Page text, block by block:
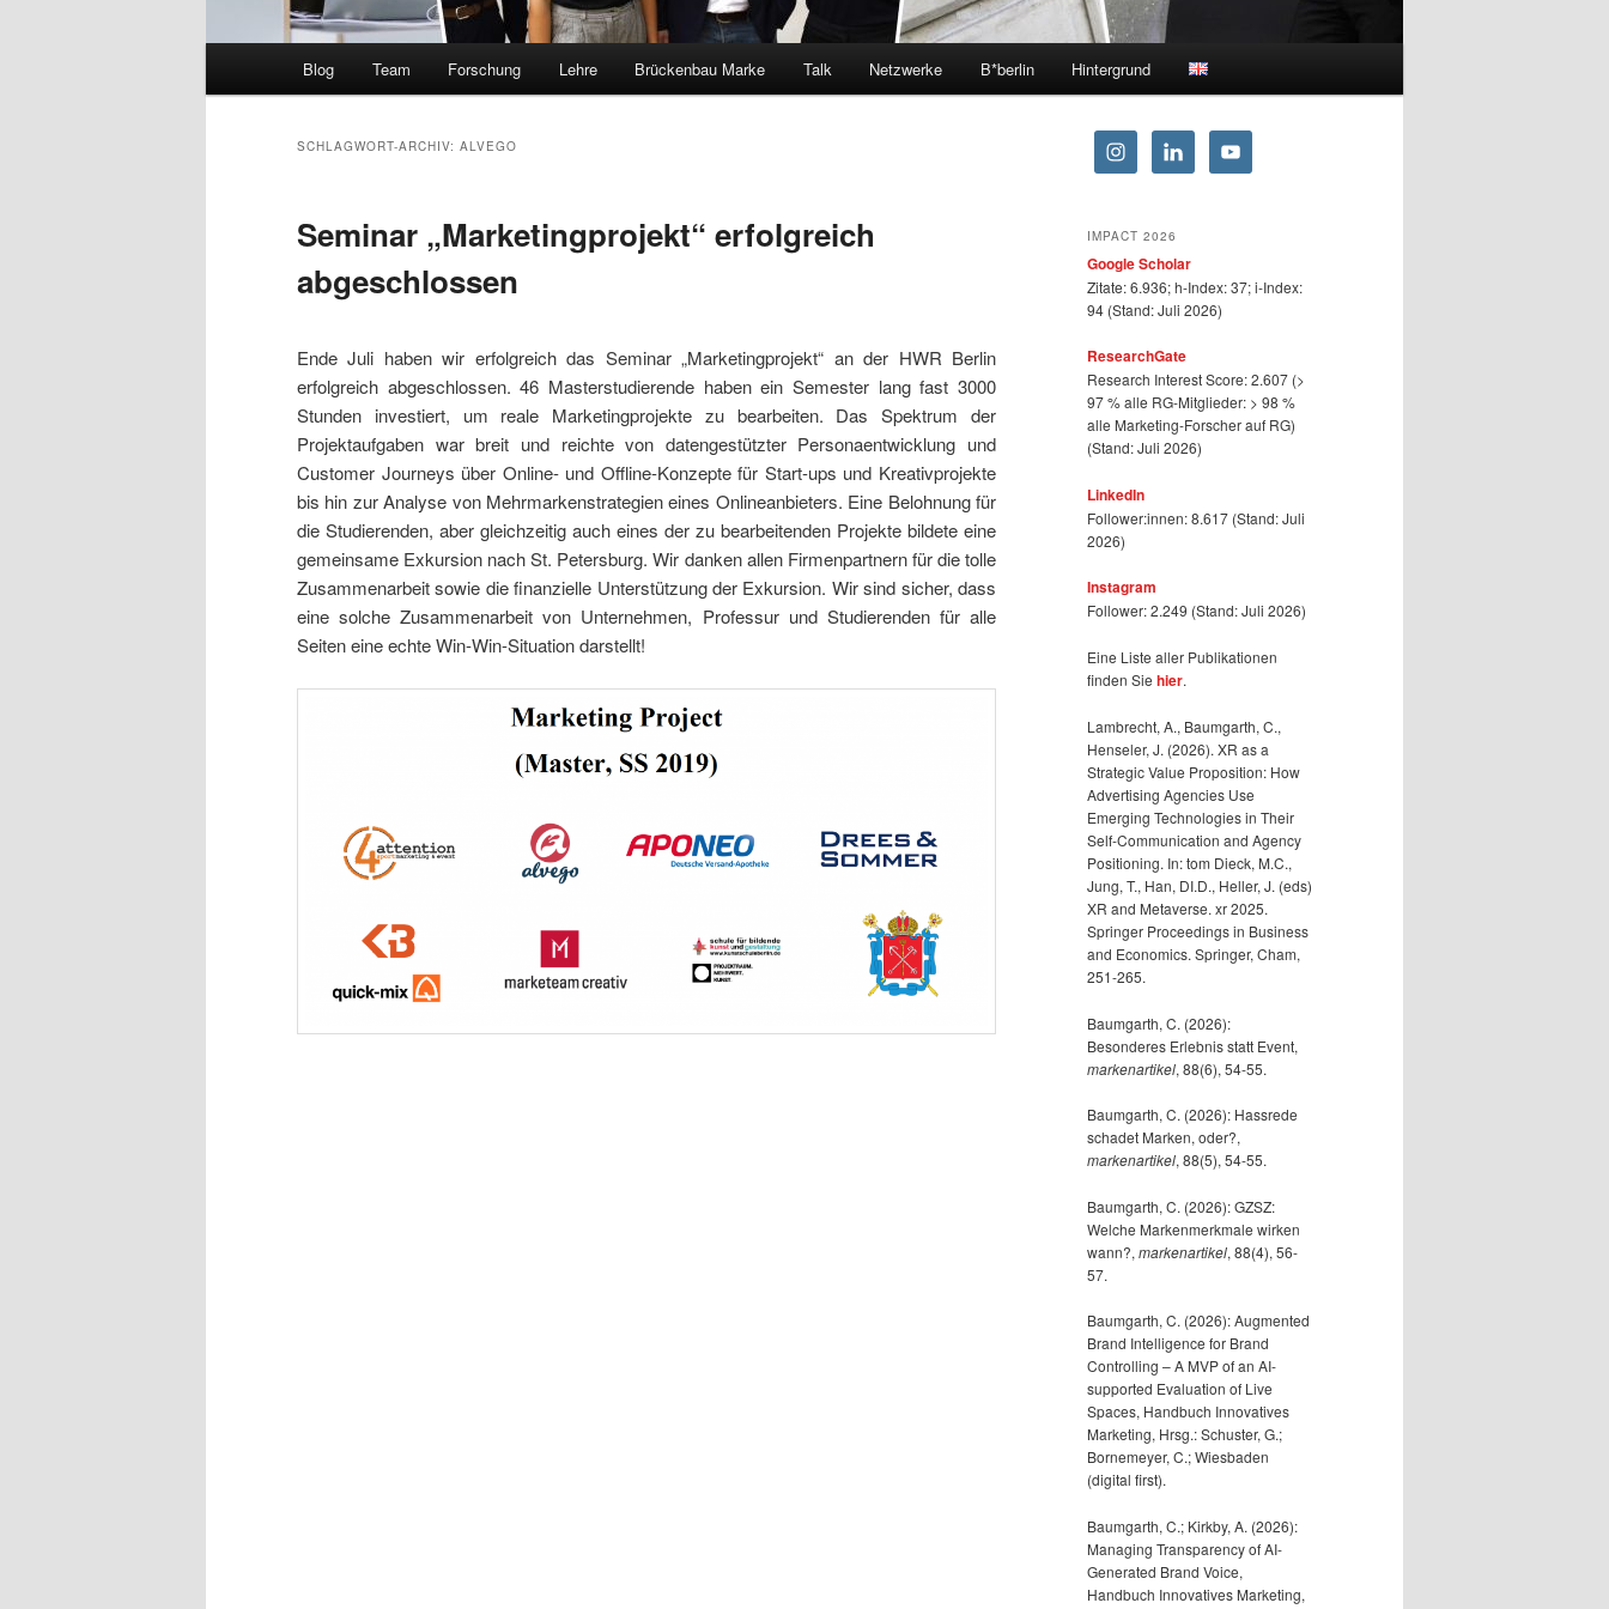
Blog Team Forschung Lehre Brückenbau Marke Talk Netzwerke B*berlin Hintergrund
SCHLAGWORT-ARCHIV: ALVEGO
Seminar „Marketingprojekt“ erfolgreich
abgeschlossen
Ende Juli haben wir erfolgreich das Seminar „Marketingprojekt“ an der HWR Berlin
erfolgreich abgeschlossen. 46 Masterstudierende haben ein Semester lang fast 3000
Stunden investiert, um reale Marketingprojekte zu bearbeiten. Das Spektrum der
Projektaufgaben war breit und reichte von datengestützter Personaentwicklung und
Customer Journeys über Online- und Offline-Konzepte für Start-ups und Kreativprojekte
bis hin zur Analyse von Mehrmarkenstrategien eines Onlineanbieters. Eine Belohnung für
die Studierenden, aber gleichzeitig auch eines der zu bearbeitenden Projekte bildete eine
gemeinsame Exkursion nach St. Petersburg. Wir danken allen Firmenpartnern für die tolle
Zusammenarbeit sowie die finanzielle Unterstützung der Exkursion. Wir sind sicher, dass
eine solche Zusammenarbeit von Unternehmen, Professur und Studierenden für alle
Seiten eine echte Win-Win-Situation darstellt!
IMPACT 2026
Google Scholar
Zitate: 6.936; h-Index: 37; i-Index:
94 (Stand: Juli 2026)
ResearchGate
Research Interest Score: 2.607 (>
97 % alle RG-Mitglieder: > 98 %
alle Marketing-Forscher auf RG)
(Stand: Juli 2026)
LinkedIn
Follower:innen: 8.617 (Stand: Juli
2026)
Instagram
Follower: 2.249 (Stand: Juli 2026)
Eine Liste aller Publikationen
finden Sie hier.
Lambrecht, A., Baumgarth, C.,
Henseler, J. (2026). XR as a
Strategic Value Proposition: How
Advertising Agencies Use
Emerging Technologies in Their
Self-Communication and Agency
Positioning. In: tom Dieck, M.C.,
Jung, T., Han, DI.D., Heller, J. (eds)
XR and Metaverse. xr 2025.
Springer Proceedings in Business
and Economics. Springer, Cham,
251-265.
Baumgarth, C. (2026):
Besonderes Erlebnis statt Event,
markenartikel, 88(6), 54-55.
Baumgarth, C. (2026): Hassrede
schadet Marken, oder?,
markenartikel, 88(5), 54-55.
Baumgarth, C. (2026): GZSZ:
Welche Markenmerkmale wirken
wann?, markenartikel, 88(4), 56-
57.
Baumgarth, C. (2026): Augmented
Brand Intelligence for Brand
Controlling – A MVP of an AI-
supported Evaluation of Live
Spaces, Handbuch Innovatives
Marketing, Hrsg.: Schuster, G.;
Bornemeyer, C.; Wiesbaden
(digital first).
Baumgarth, C.; Kirkby, A. (2026):
Managing Transparency of AI-
Generated Brand Voice,
Handbuch Innovatives Marketing,